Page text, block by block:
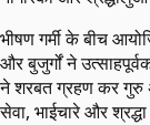
भीषण गर्मी के बीच
और बुजुर्गों ने
ने शरबत ग्रहण कर गुरु
सेवा, भाईचारे और